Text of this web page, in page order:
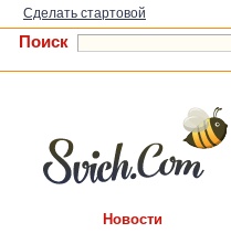
Сделать стартовой
Поиск
Новости